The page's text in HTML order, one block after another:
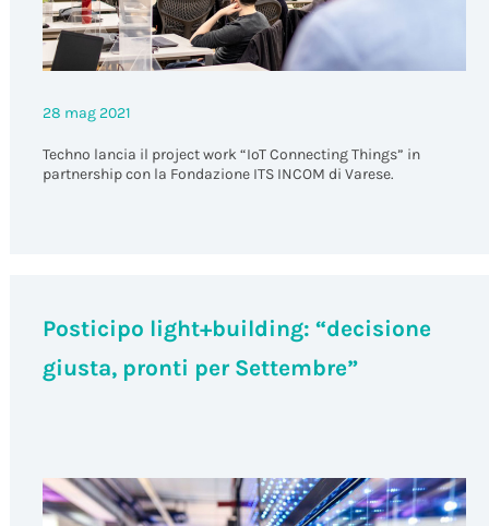
28 mag 2021
Techno lancia il project work “IoT Connecting Things” in
partnership con la Fondazione ITS INCOM di Varese.
Posticipo light+building: “decisione
giusta, pronti per Settembre”